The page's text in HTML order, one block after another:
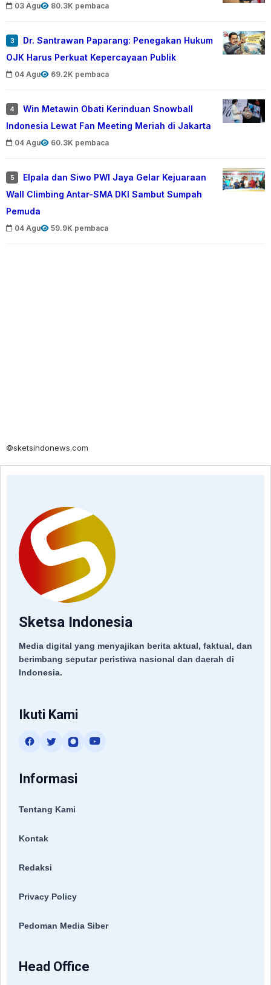
03 Agu 80.3K pembaca
3
Dr. Santrawan Paparang: Penegakan Hukum
OJK Harus Perkuat Kepercayaan Publik
04 Agu 69.2K pembaca
4
Win Metawin Obati Kerinduan Snowball
Indonesia Lewat Fan Meeting Meriah di Jakarta
04 Agu 60.3K pembaca
5
Elpala dan Siwo PWI Jaya Gelar Kejuaraan
Wall Climbing Antar-SMA DKI Sambut Sumpah
Pemuda
04 Agu 59.9K pembaca
©sketsindonews.com
Sketsa Indonesia
Media digital yang menyajikan berita aktual, faktual, dan
berimbang seputar peristiwa nasional dan daerah di
Indonesia.
Ikuti Kami
Informasi
Tentang Kami
Kontak
Redaksi
Privacy Policy
Pedoman Media Siber
Head Office